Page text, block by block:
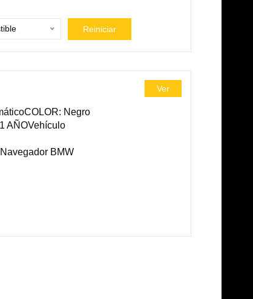
Reiniciar
Negro
AÑOVehículo
BMW
Ver